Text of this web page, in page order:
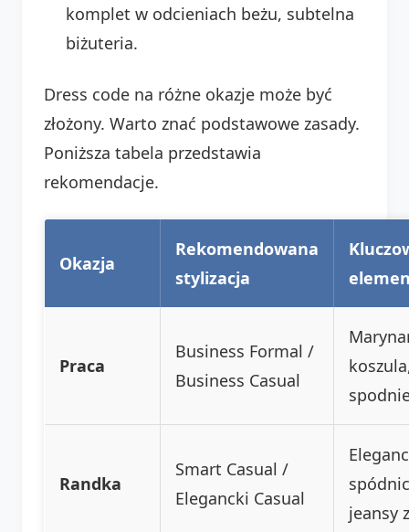
komplet w odcieniach beżu, subtelna
biżuteria.
Dress code na różne okazje może być
złożony. Warto znać podstawowe zasady.
Poniższa tabela przedstawia
rekomendacje.
Okazja
Rekomendowana
stylizacja
Praca
Business Formal /
Business Casual
Randka
Smart Casual /
Elegancki Casual
jeansy